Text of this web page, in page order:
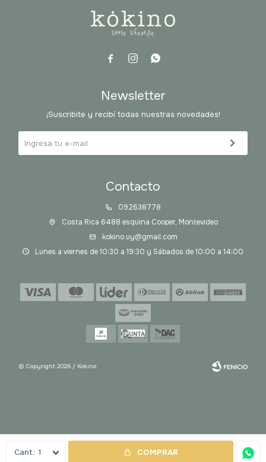
1 COMPRAR
  
Contacto
092638778
Costa Rica 6488 esquina Cooper, Montevideo
kokino.uy@gmail.com
Lunes a viernes de 10:30 a 19:30 y Sábados de 10:00 a 14:00
Newsletter
¡Suscribite y recibí todas nuestras novedades!
© Copyright 2026 / Kokino